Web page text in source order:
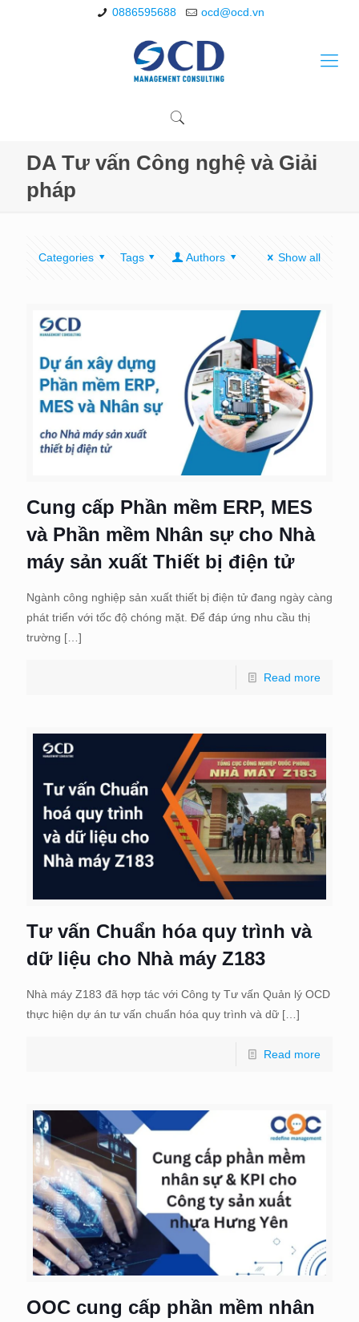
0886595688 ocd@ocd.vn
DA Tư vấn Công nghệ và Giải
pháp
Categories Tags Authors Show all
Cung cấp Phần mềm ERP, MES
và Phần mềm Nhân sự cho Nhà
máy sản xuất Thiết bị điện tử
Ngành công nghiệp sản xuất thiết bị điện tử đang ngày càng
phát triển với tốc độ chóng mặt. Để đáp ứng nhu cầu thị
trường […]
Read more
Tư vấn Chuẩn hóa quy trình và
dữ liệu cho Nhà máy Z183
Nhà máy Z183 đã hợp tác với Công ty Tư vấn Quản lý OCD
thực hiện dự án tư vấn chuẩn hóa quy trình và dữ […]
Read more
OOC cung cấp phần mềm nhân